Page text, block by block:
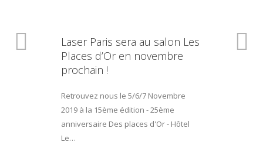
Laser Paris sera au salon Les
Places d’Or en novembre
prochain !
Retrouvez nous le 5/6/7 Novembre
2019 à la 15ème édition - 25ème
anniversaire Des places d'Or - Hôtel
Le…